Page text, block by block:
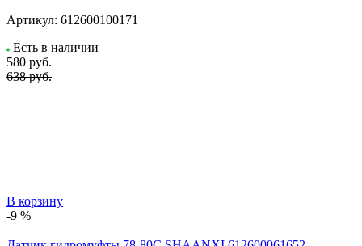
Артикул: 612600100171
Есть в наличии
580 руб.
638 руб.
В корзину
-9 %